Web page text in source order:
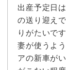
出産予定日
の送り迎え
りがたいで
妻が使うよ
アの新車が